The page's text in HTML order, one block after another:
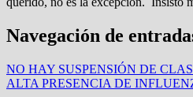
Navegación de
NO HAY SUSPENSIÓN DE
ALTA PRESENCIA DE